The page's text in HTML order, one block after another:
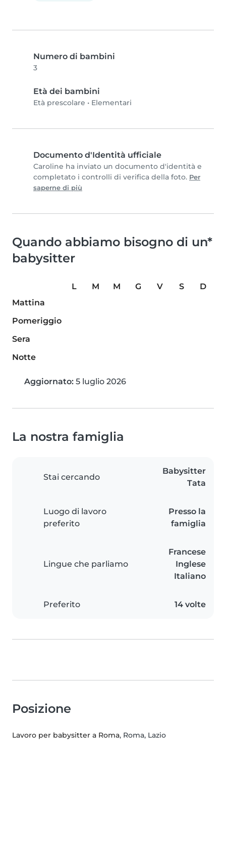
Numero di bambini
3
Età dei bambini
Età prescolare • Elementari
Documento d'Identità ufficiale
Caroline ha inviato un documento d'identità e
completato i controlli di verifica della foto. Per
saperne di più
Quando abbiamo bisogno di un*
babysitter
L M M G V S
D
Mattina
Pomeriggio
Sera
Notte
Aggiornato: 5 luglio 2026
La nostra famiglia
Stai cercando
Babysitter
Tata
Luogo di lavoro
preferito
Presso la
famiglia
Lingue che parliamo
Francese
Inglese
Italiano
Preferito 14 volte
Posizione
Lavoro per babysitter a Roma, Roma, Lazio